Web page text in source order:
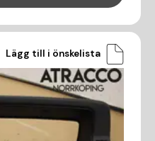
Lägg till i önskelista